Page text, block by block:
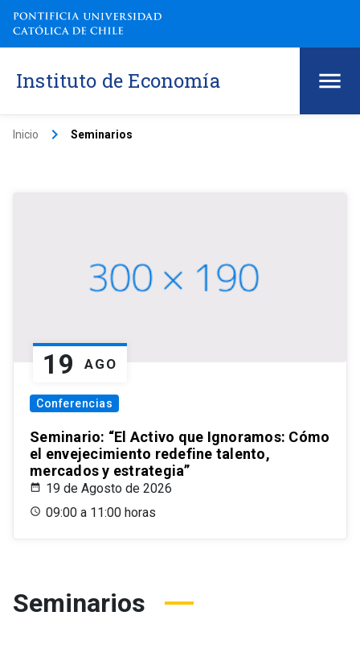
Instituto de Economía
Inicio keyboard_arrow_right Seminarios
19 AGO
Conferencias
Seminario: “El Activo que Ignoramos: Cómo
el envejecimiento redefine talento,
mercados y estrategia”
19 de Agosto de 2026
09:00 a 11:00 horas
Seminarios